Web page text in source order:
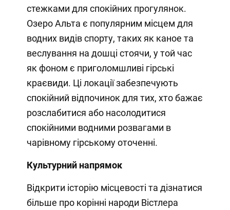
стежками для спокійних прогулянок.
Озеро Альта є популярним місцем для
водних видів спорту, таких як каное та
веслування на дошці стоячи, у той час
як фоном є приголомшливі гірські
краєвиди. Ці локації забезпечують
спокійний відпочинок для тих, хто бажає
розслабитися або насолодитися
спокійними водними розвагами в
чарівному гірському оточенні.
Культурний напрямок
Відкрити історію місцевості та дізнатися
більше про корінні народи Вістлера